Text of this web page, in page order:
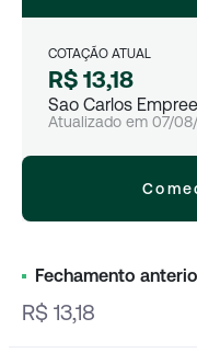
COTAÇÃO ATUAL
R$ 13,18
Sao Carlos
Atualizado em 07/
Fechamento
R$ 13,18